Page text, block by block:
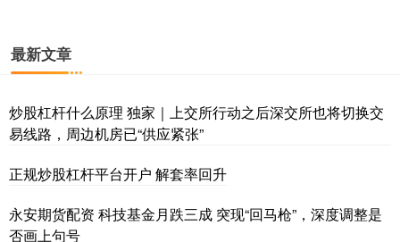
最新文章
炒股杠杆什么原理 独家｜上交所行动之后深交所也将切换交
易线路，周边机房已“供应紧张”
正规炒股杠杆平台开户 解套率回升
永安期货配资 科技基金月跌三成 突现“回马枪”，深度调整是
否画上句号